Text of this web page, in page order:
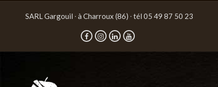
SARL Gargouil ∙ à Charroux (86) ∙ tél 05 49 87 50 23